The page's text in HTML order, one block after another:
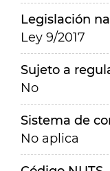
Legislación
Ley 9/2017
Sujeto a
No
Sistema de
No aplica